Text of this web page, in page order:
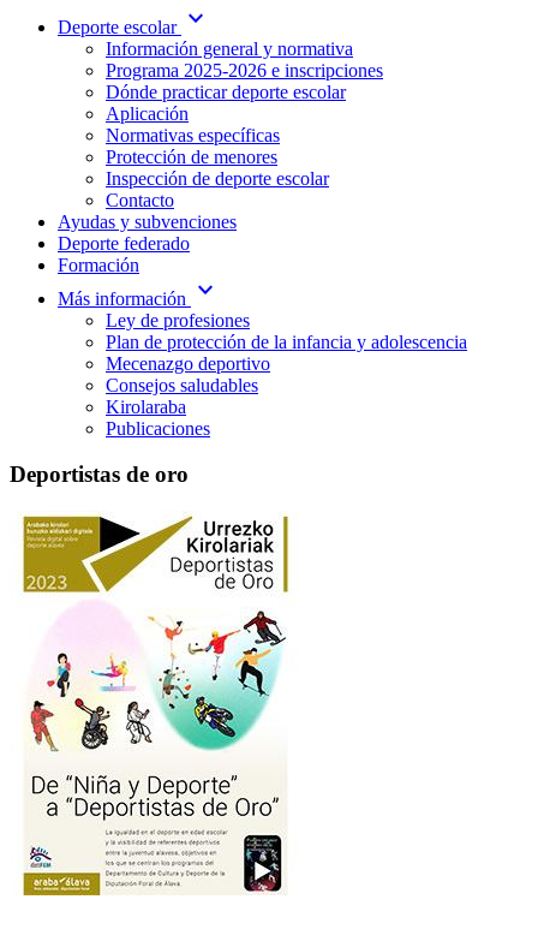
Deporte escolar expand_more
Información general y normativa
Programa 2025-2026 e inscripciones
Dónde practicar deporte escolar
Aplicación
Normativas específicas
Protección de menores
Inspección de deporte escolar
Contacto
Ayudas y subvenciones
Deporte federado
Formación
Más información
expand_more
Ley de profesiones
Plan de protección de la infancia y adolescencia
Mecenazgo deportivo
Consejos saludables
Kirolaraba
Publicaciones
Deportistas de oro